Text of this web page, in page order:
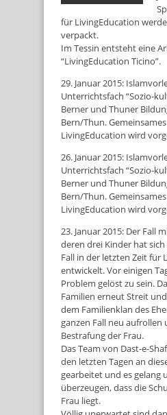
für LivingEducation
verpackt.
Im Tessin entsteht eine
“LivingEducation Ticino”.
29. Januar 2015:
Unterrichtsfach “Sozio-
Berner und Thuner
Bern/Thun.
LivingEducation wird
26. Januar 2015:
Unterrichtsfach “Sozio-
Berner und Thuner
Bern/Thun.
LivingEducation wird
23. Januar 2015: Der Fall
deren drei Kinder hat
Fall in der letzten Zeit für
entwickelt. Vor einigen
Problem gelöst zu sein.
Familien erneut Streit
dem Familienklan des
ganzen Fall neu
Bestrafung der Frau.
Das Team von Dast-e-
den letzten Tagen an
gearbeitet und es gelang
überzeugen, dass die
Frau liegt.